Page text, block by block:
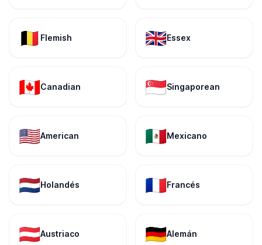
🇧🇪 Flemish 🇬🇧Essex
🇨🇦Canadian 🇸🇬Singaporean
🇺🇸American 🇲🇽Mexicano
🇳🇱Holandés 🇫🇷Francés
🇦🇹Austriaco 🇩🇪Alemán